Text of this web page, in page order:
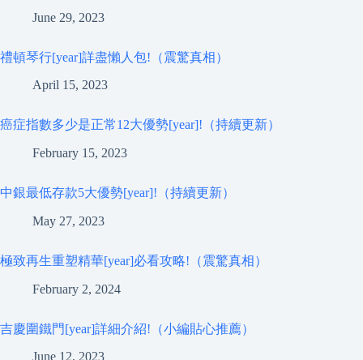
June 29, 2023
禮頓琴行[year]詳盡懶人包!（震驚真相）
April 15, 2023
癌症指數多少是正常12大優勢[year]!（持續更新）
February 15, 2023
中銀最低存款5大優勢[year]!（持續更新）
May 27, 2023
極致再生重塑精華[year]必看攻略!（震驚真相）
February 2, 2024
吉慶圍鐵門[year]詳細介紹!（小編貼心推薦）
June 12, 2023